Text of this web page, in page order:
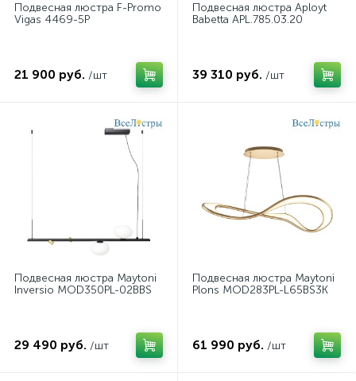
Подвесная люстра F-Promo
Vigas 4469-5P
21 900 руб. /шт
Подвесная люстра Aployt
Babetta APL.785.03.20
39 310 руб. /шт
Подвесная люстра Maytoni
Inversio MOD350PL-02BBS
29 490 руб. /шт
Подвесная люстра Maytoni
Plons MOD283PL-L65BS3K
61 990 руб. /шт